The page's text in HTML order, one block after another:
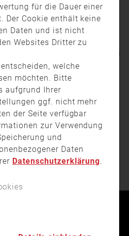
oder wenn es kracht. Die
Bestandteile des
das auch in Zukunft so ist,
der Nachwuchs geschult.
kommen Vertreter aus
Daneben werden dort aber
den Bundeswettbewerb der
ermittelt.
Jugendfeuerwehr
für die Dauer einer
Der Cookie enthält keine
Daten und ist nicht
Websites Dritter zu
welche
möchten. Bitte
aufgrund Ihrer
ggf. nicht mehr
der Seite verfügbar
zur Verwendung
und
Daten
Datenschutzerklärung.